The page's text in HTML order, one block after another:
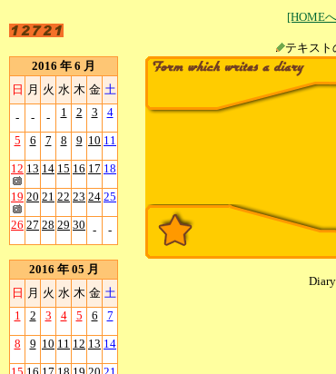
[HOME
テキス
2016 年 6 月
日 月 火 水 木 金 土
- - - 1 2 3 4
5 6 7 8 9 10 11
12 13 14 15 16 17 18
19 20 21 22 23 24 25
26 27 28 29 30 - -
2016 年 05 月
日 月 火 水 木 金 土
1
2 3 4 5 6 7
8 9 10 11 12 13 14